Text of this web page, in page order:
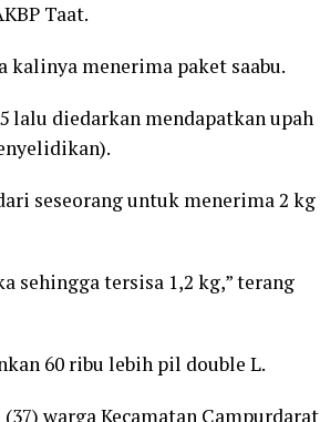
Taat.
kalinya menerima paket saabu.
lalu diedarkan mendapatkan upah
seseorang untuk menerima 2 kg
sehingga tersisa 1,2 kg,” terang
60 ribu lebih pil double L.
warga Kecamatan Campurdarat